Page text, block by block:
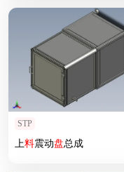
STP
上料震动盘总成